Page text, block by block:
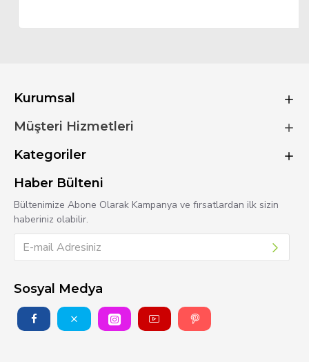
Kurumsal
Müşteri Hizmetleri
Kategoriler
Haber Bülteni
Bültenimize Abone Olarak Kampanya ve fırsatlardan ilk sizin
haberiniz olabilir.
Sosyal Medya